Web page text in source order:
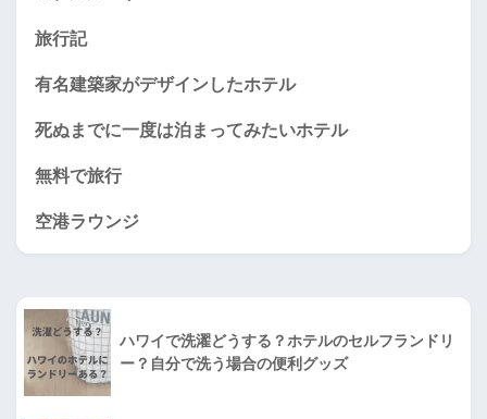
旅行記
有名建築家がデザインしたホテル
死ぬまでに一度は泊まってみたいホテル
無料で旅行
空港ラウンジ
ハワイで洗濯どうする？ホテルのセルフランドリ
ー？自分で洗う場合の便利グッズ